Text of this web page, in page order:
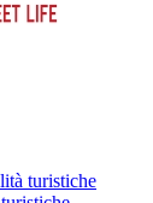
turistiche